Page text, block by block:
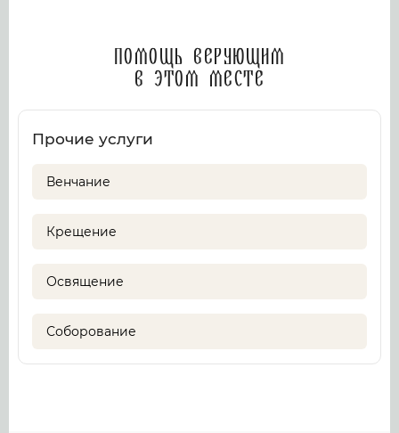
Помощь верующим
в этом месте
Прочие услуги
Венчание
Крещение
Освящение
Соборование